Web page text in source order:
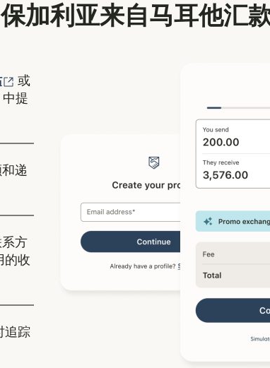
加利亚来自马耳他汇
（在新窗口中打开）
或
（在新窗口中打开）
中提
递
系方
的收
追踪